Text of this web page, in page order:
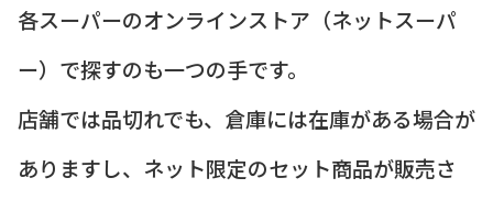
各スーパーのオンラインストア（ネットスーパ
ー）で探すのも一つの手です。
店舗では品切れでも、倉庫には在庫がある場合が
ありますし、ネット限定のセット商品が販売さ